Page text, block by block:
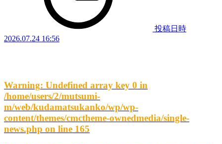
投稿日時
2026.07.24 16:56
Warning: Undefined array key 0 in
/home/users/2/mutsumi-
m/web/kudamatsukanko/wp/wp-
content/themes/cmctheme-ownedmedia/single-
news.php on line 165